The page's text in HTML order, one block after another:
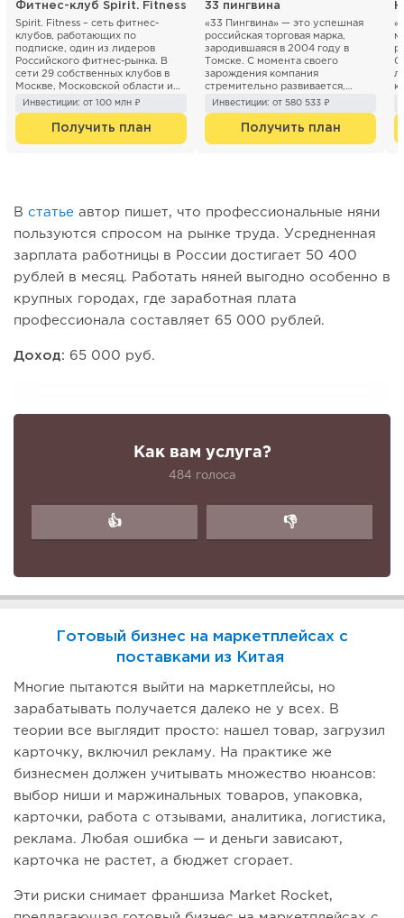
Фитнес-клуб Spirit. Fitness
Spirit. Fitness – сеть фитнес-
клубов, работающих по
подписке, один из лидеров
Российского фитнес-рынка. В
сети 29 собственных клубов в
Москве, Московской области и
Санкт- Петербурге. Компани...
Инвестиции: от 100 млн ₽
Получить план
33 пингвина
«33 Пингвина» — это успешная
российская торговая марка,
зародившаяся в 2004 году в
Томске. С момента своего
зарождения компания
стремительно развивается,
расширяя сеть кафе и точек п...
Инвестиции: от 580 533 ₽
Получить план
В статье автор пишет, что профессиональные няни
пользуются спросом на рынке труда. Усредненная
зарплата работницы в России достигает 50 400
рублей в месяц. Работать няней выгодно особенно в
крупных городах, где заработная плата
профессионала составляет 65 000 рублей.
Доход: 65 000 руб.
Как вам услуга?
484 голоса
👍 👎
Готовый бизнес на маркетплейсах с
поставками из Китая
Многие пытаются выйти на маркетплейсы, но
зарабатывать получается далеко не у всех. В
теории все выглядит просто: нашел товар, загрузил
карточку, включил рекламу. На практике же
бизнесмен должен учитывать множество нюансов:
выбор ниши и маржинальных товаров, упаковка,
карточки, работа с отзывами, аналитика, логистика,
реклама. Любая ошибка — и деньги зависают,
карточка не растет, а бюджет сгорает.
Эти риски снимает франшиза Market Rocket,